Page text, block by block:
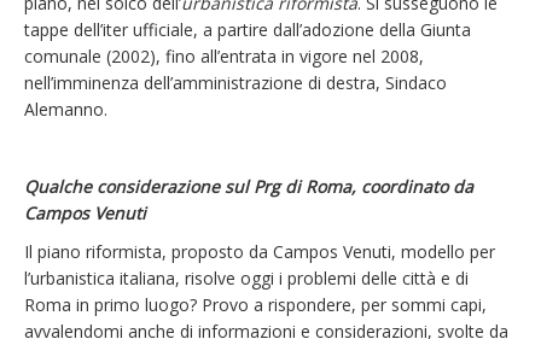
tappe dell’iter ufficiale, a partire dall’adozione della Giunta
comunale (2002), fino all’entrata in vigore nel 2008,
nell’imminenza dell’amministrazione di destra, Sindaco
Alemanno.
Qualche considerazione sul Prg di Roma, coordinato da
Campos Venuti
Il piano riformista, proposto da Campos Venuti, modello per
l’urbanistica italiana, risolve oggi i problemi delle città e di
Roma in primo luogo? Provo a rispondere, per sommi capi,
avvalendomi anche di informazioni e considerazioni, svolte da